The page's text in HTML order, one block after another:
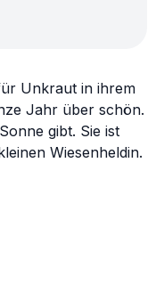
Unkraut in ihrem
Jahr über schön.
gibt. Sie ist
Wiesenheldin.